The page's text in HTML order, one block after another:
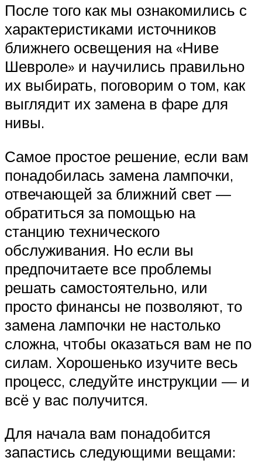
После того как мы ознакомились с
характеристиками источников
ближнего освещения на «Ниве
Шевроле» и научились правильно
их выбирать, поговорим о том, как
выглядит их замена в фаре для
нивы.
Самое простое решение, если вам
понадобилась замена лампочки,
отвечающей за ближний свет —
обратиться за помощью на
станцию технического
обслуживания. Но если вы
предпочитаете все проблемы
решать самостоятельно, или
просто финансы не позволяют, то
замена лампочки не настолько
сложна, чтобы оказаться вам не по
силам. Хорошенько изучите весь
процесс, следуйте инструкции — и
всё у вас получится.
Для начала вам понадобится
запастись следующими вещами: